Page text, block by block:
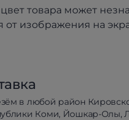
товара может
от изображения на
в любой район
Коми, Йошкар-Олы,